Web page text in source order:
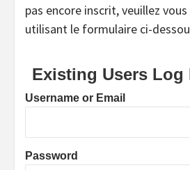
pas encore inscrit, veuillez
utilisant le formulaire ci-
Existing Users Log
Username or Email
Password